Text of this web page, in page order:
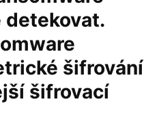
detekovat.
šifrování
šifrovací